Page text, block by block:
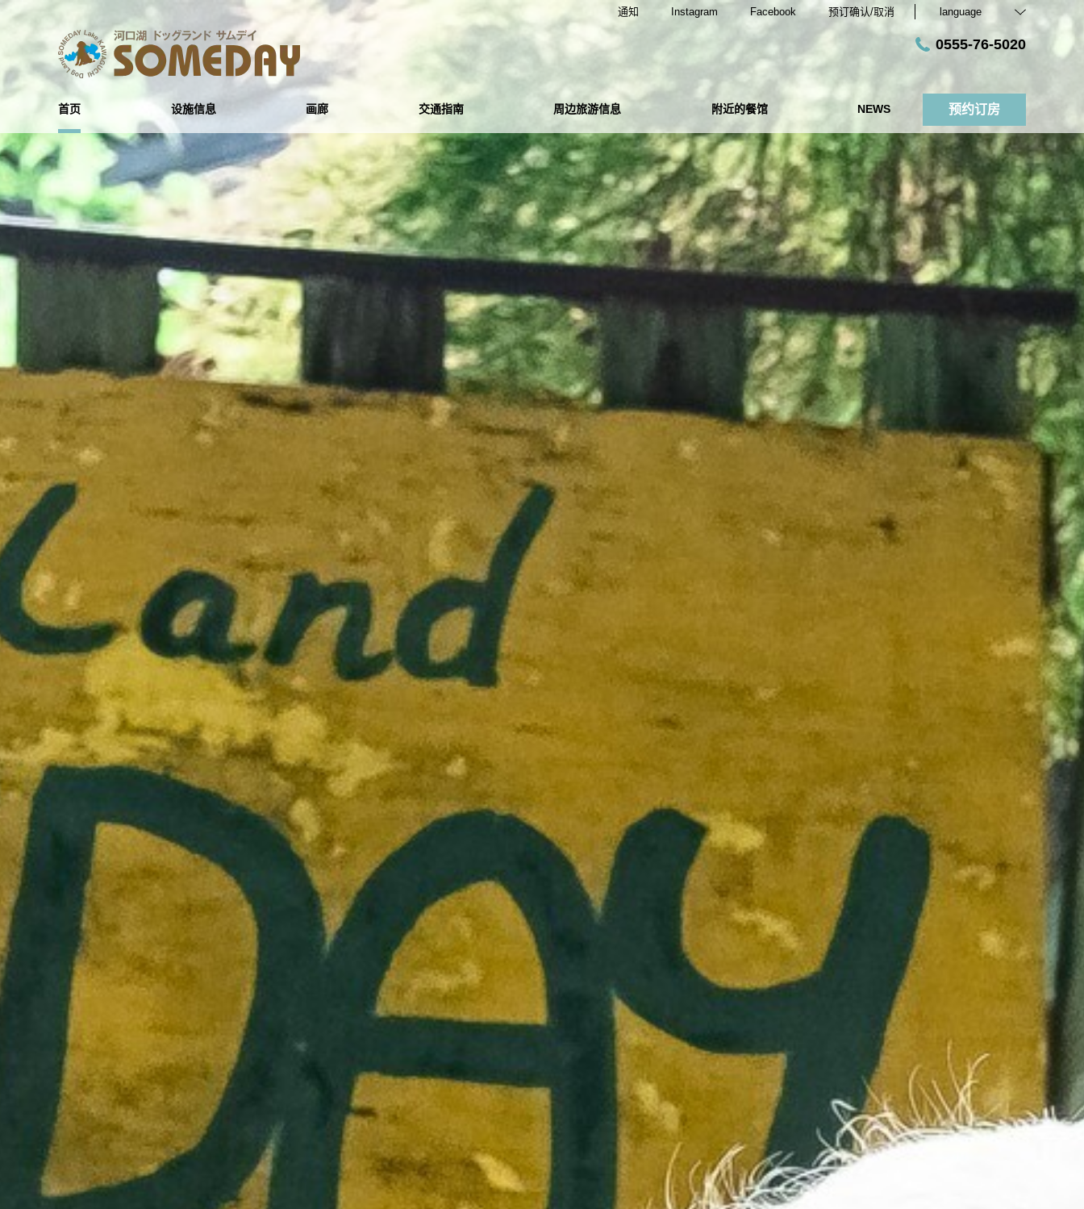
通知 Instagram Facebook 预订确认/取消 language
0555-76-5020
首页 设施信息 画廊 交通指南 周边旅游信息 附近的餐馆 NEWS 预约订房